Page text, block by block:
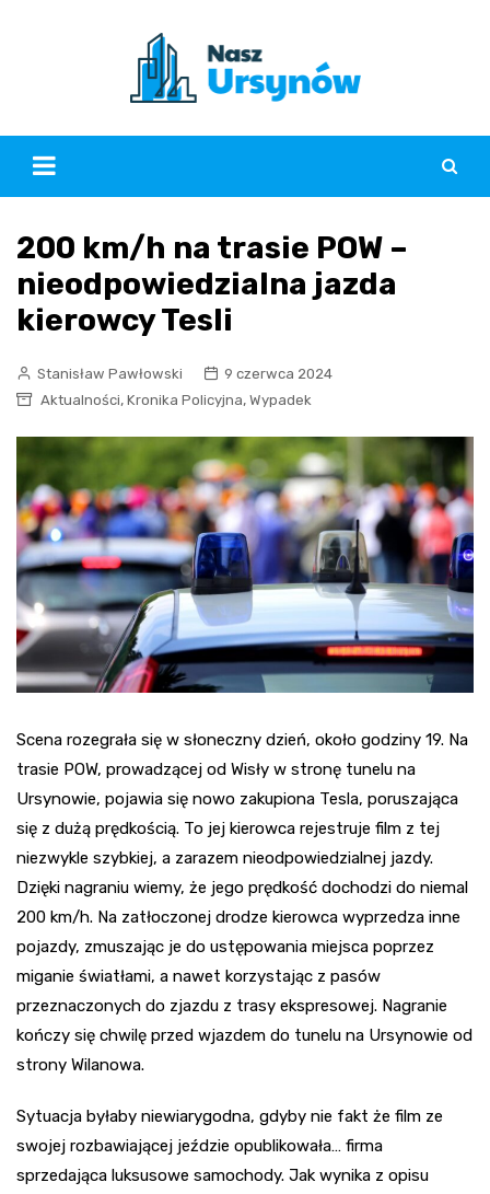
200 km/h na trasie POW –
nieodpowiedzialna jazda
kierowcy Tesli
Stanisław Pawłowski
9 czerwca 2024
Aktualności, Kronika Policyjna, Wypadek
Scena rozegrała się w słoneczny dzień, około godziny 19. Na
trasie POW, prowadzącej od Wisły w stronę tunelu na
Ursynowie, pojawia się nowo zakupiona Tesla, poruszająca
się z dużą prędkością. To jej kierowca rejestruje film z tej
niezwykle szybkiej, a zarazem nieodpowiedzialnej jazdy.
Dzięki nagraniu wiemy, że jego prędkość dochodzi do niemal
200 km/h. Na zatłoczonej drodze kierowca wyprzedza inne
pojazdy, zmuszając je do ustępowania miejsca poprzez
miganie światłami, a nawet korzystając z pasów
przeznaczonych do zjazdu z trasy ekspresowej. Nagranie
kończy się chwilę przed wjazdem do tunelu na Ursynowie od
strony Wilanowa.
Sytuacja byłaby niewiarygodna, gdyby nie fakt że film ze
swojej rozbawiającej jeździe opublikowała… firma
sprzedająca luksusowe samochody. Jak wynika z opisu